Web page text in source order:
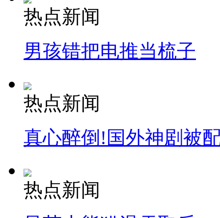
热点新闻
男孩错把电推当梳子
热点新闻
真心醉倒!国外神剧被
热点新闻